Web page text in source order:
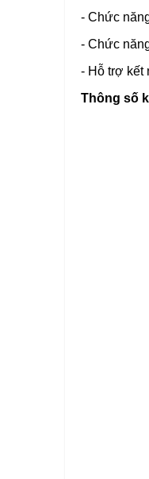
- Chức
- Chức
- Hỗ trợ kết
Thông số